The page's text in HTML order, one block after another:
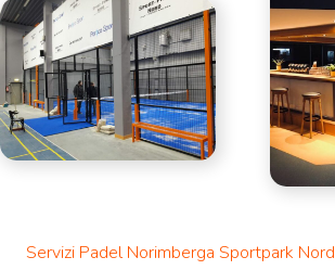
Servizi Padel Norimberga Sportpark Nord